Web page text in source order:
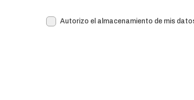
Autorizo el almacenamiento de mis